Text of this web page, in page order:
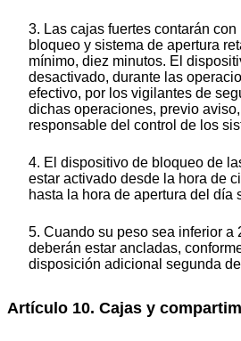
3. Las cajas fuertes contarán
bloqueo y sistema de apertura
mínimo, diez minutos. El
desactivado, durante las
efectivo, por los vigilantes de
dichas operaciones, previo aviso,
responsable del control de los
4. El dispositivo de bloqueo de
estar activado desde la hora de
hasta la hora de apertura del día
5. Cuando su peso sea inferior a
deberán estar ancladas,
disposición adicional segunda
Artículo 10. Cajas y